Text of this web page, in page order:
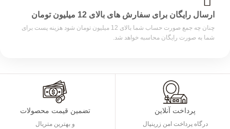
ارسال رایگان برای سفارش های بالای 12 میلیون تومان
چنان چه جمع صورت حساب شما بالای 12 میلیون تومان شود هزینه پست برای
شما به صورت رایگان محاسبه خواهد شد.
پرداخت آنلاین
درگاه پرداخت امن زرینپال
تضمین قیمت محصولات
و بهترین متریال